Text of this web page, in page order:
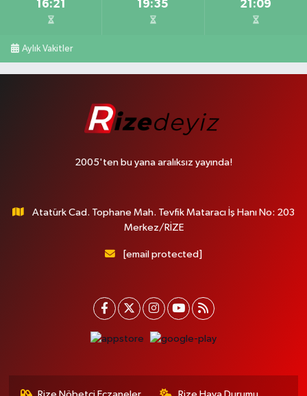
16:21 19:35 21:09
Aylık Vakitler
2005'ten bu yana aralıksız yayında!
Atatürk Cad. Tophane Mah. Tevfik Mataracı İş Hanı No: 203
Merkez/RİZE
[email protected]